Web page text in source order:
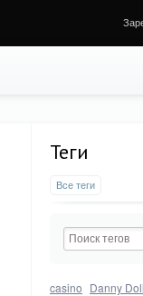
Теги
Все теги
casino Danny